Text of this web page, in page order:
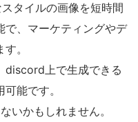
タイルの画像を短時間
で、マーケティングやデ
。
discord上で生成できる
能です。
いかもしれません。